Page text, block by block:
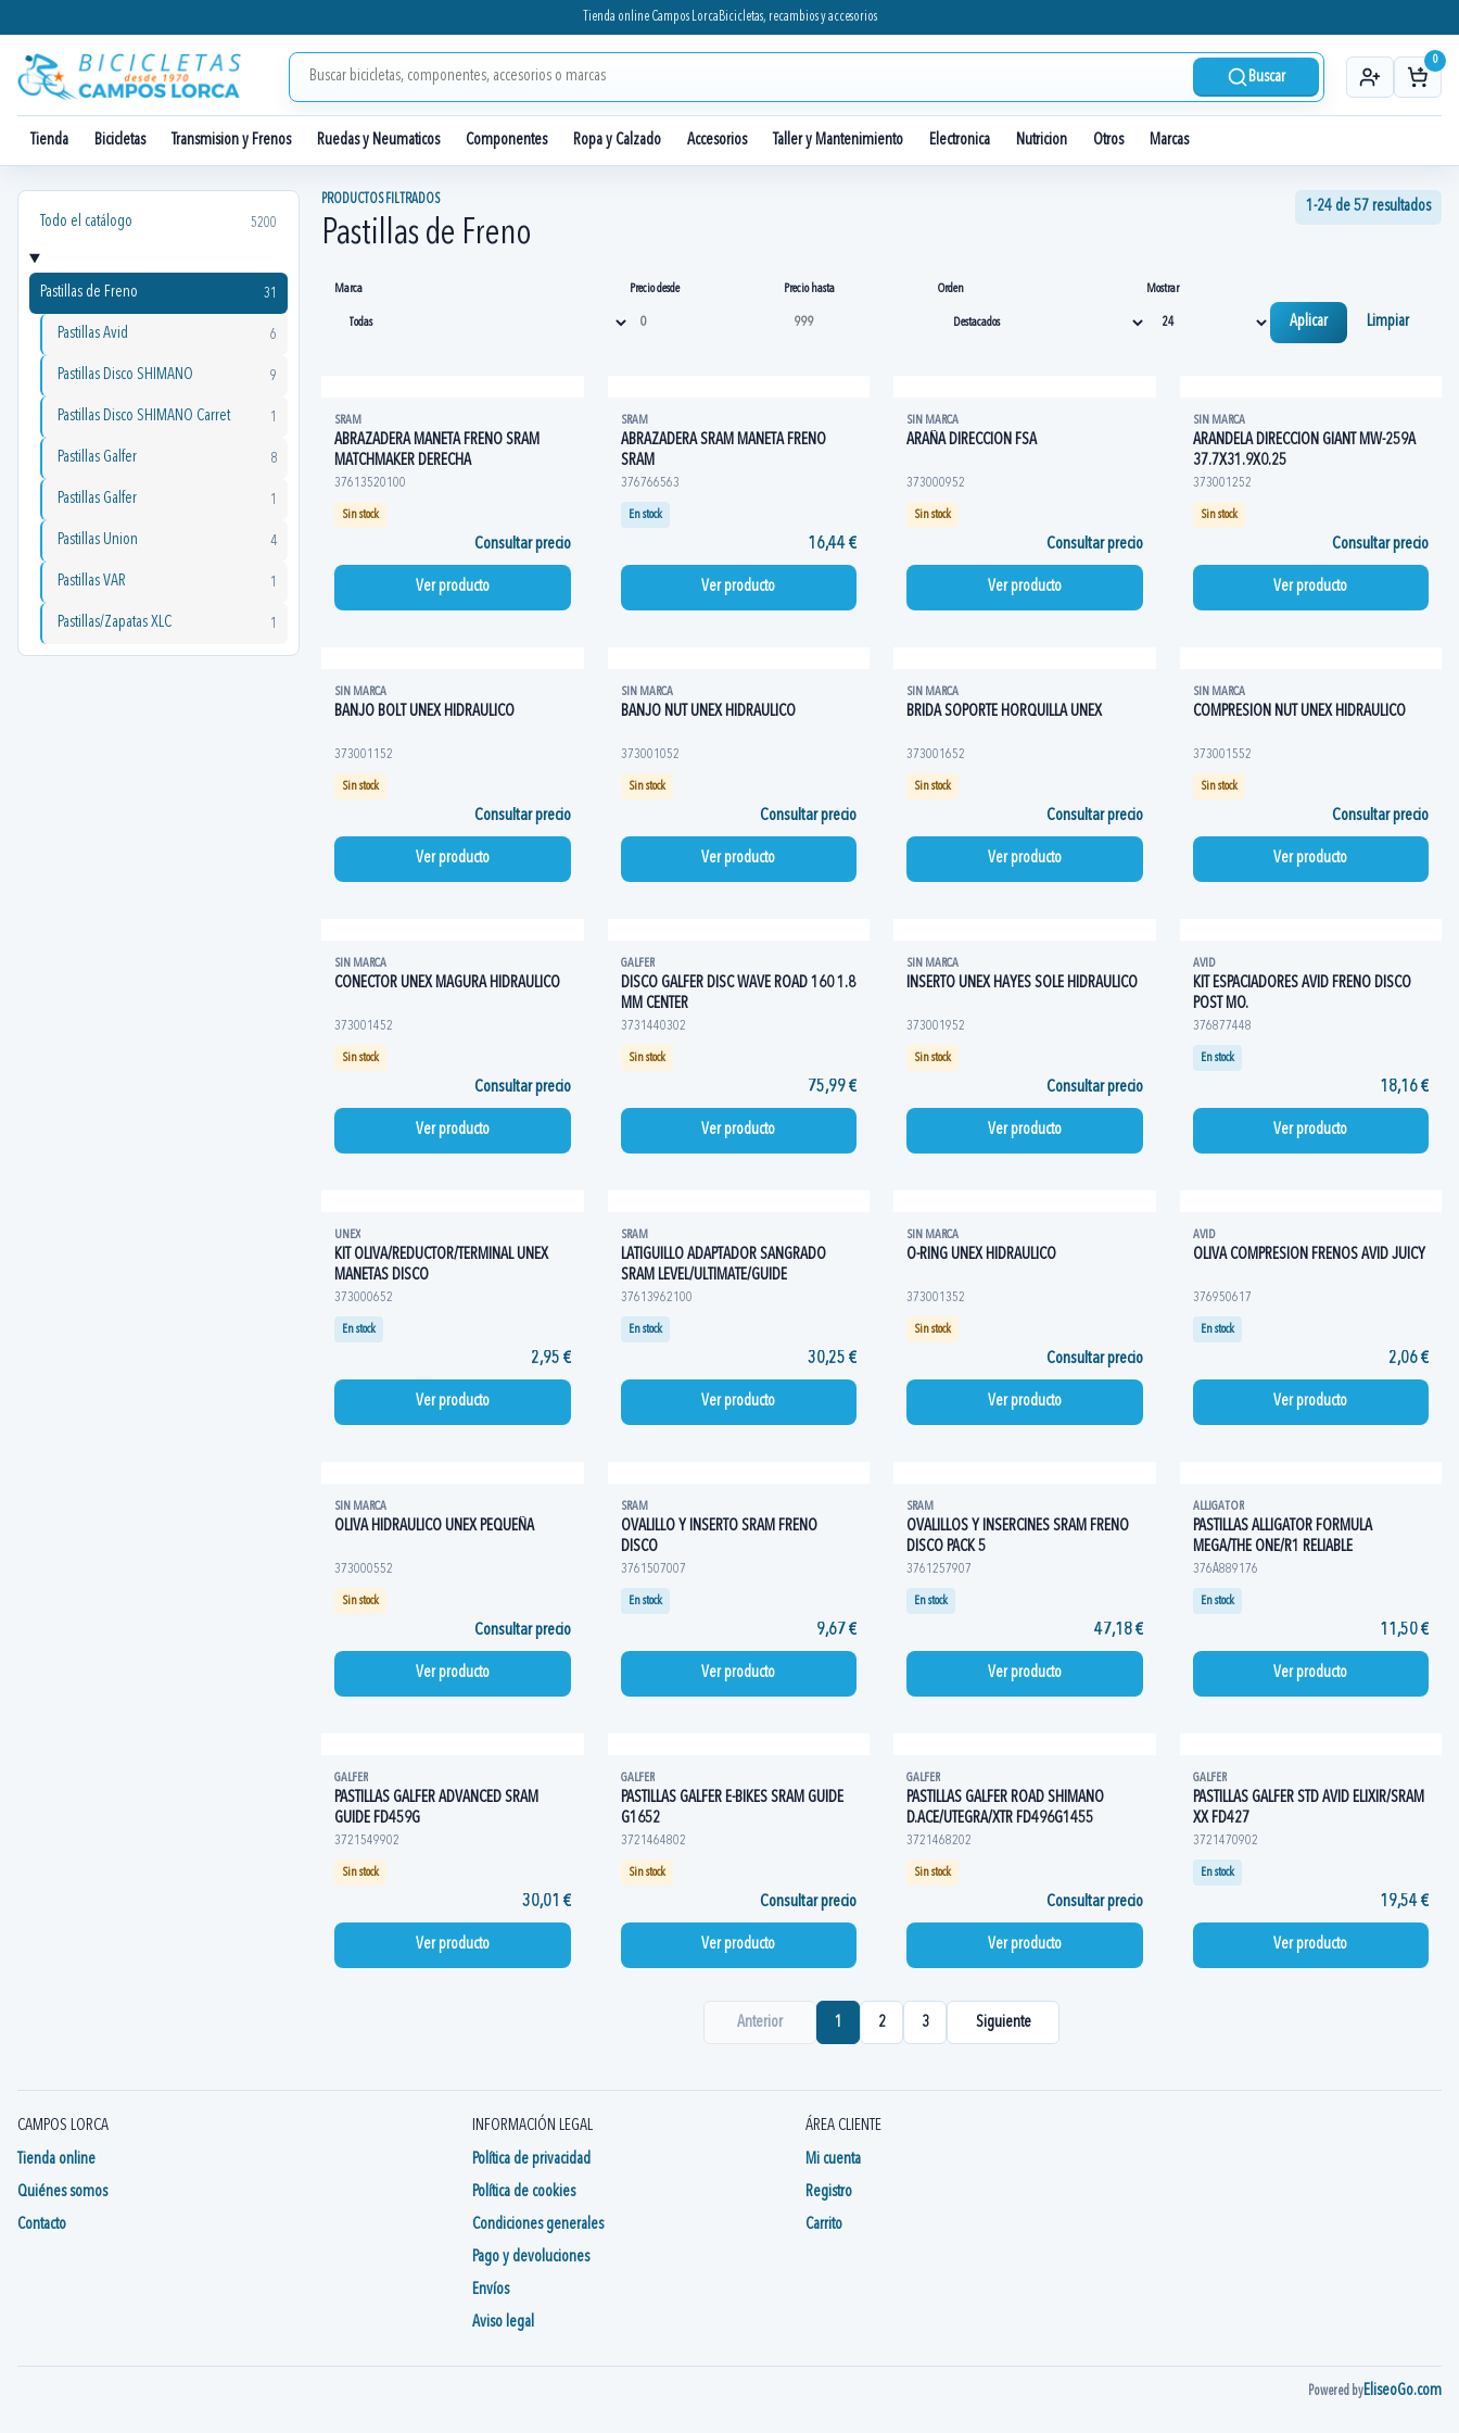
Tienda online Campos Lorca Bicicletas, recambios y accesorios
Buscar
0
Tienda Bicicletas Transmision y Frenos Ruedas y Neumaticos Componentes Ropa y Calzado Accesorios Taller y Mantenimiento Electronica Nutricion Otros Marcas
Todo el catálogo 5200
Pastillas de Freno 31
Pastillas Avid 6
Pastillas Disco SHIMANO 9
Pastillas Disco SHIMANO Carret 1
Pastillas Galfer 8
Pastillas Galfer 1
Pastillas Union 4
Pastillas VAR 1
Pastillas/Zapatas XLC 1
PRODUCTOS FILTRADOS
Pastillas de Freno
1-24 de 57 resultados
Marca Precio desde Precio hasta Orden Mostrar
Aplicar Limpiar
SRAM
ABRAZADERA MANETA FRENO SRAM
MATCHMAKER DERECHA
37613520100
Sin stock
Consultar precio
Ver producto
SRAM
ABRAZADERA SRAM MANETA FRENO
SRAM
376766563
En stock
16,44 €
Ver producto
SIN MARCA
ARAÑA DIRECCION FSA
373000952
Sin stock
Consultar precio
Ver producto
SIN MARCA
ARANDELA DIRECCION GIANT MW-259A
37.7X31.9X0.25
373001252
Sin stock
Consultar precio
Ver producto
SIN MARCA
BANJO BOLT UNEX HIDRAULICO
373001152
Sin stock
Consultar precio
Ver producto
SIN MARCA
BANJO NUT UNEX HIDRAULICO
373001052
Sin stock
Consultar precio
Ver producto
SIN MARCA
BRIDA SOPORTE HORQUILLA UNEX
373001652
Sin stock
Consultar precio
Ver producto
SIN MARCA
COMPRESION NUT UNEX HIDRAULICO
373001552
Sin stock
Consultar precio
Ver producto
SIN MARCA
CONECTOR UNEX MAGURA HIDRAULICO
373001452
Sin stock
Consultar precio
Ver producto
GALFER
DISCO GALFER DISC WAVE ROAD 160 1.8
MM CENTER
3731440302
Sin stock
75,99 €
Ver producto
SIN MARCA
INSERTO UNEX HAYES SOLE HIDRAULICO
373001952
Sin stock
Consultar precio
Ver producto
AVID
KIT ESPACIADORES AVID FRENO DISCO
POST MO.
376877448
En stock
18,16 €
Ver producto
UNEX
KIT OLIVA/REDUCTOR/TERMINAL UNEX
MANETAS DISCO
373000652
En stock
2,95 €
Ver producto
SRAM
LATIGUILLO ADAPTADOR SANGRADO
SRAM LEVEL/ULTIMATE/GUIDE
37613962100
En stock
30,25 €
Ver producto
SIN MARCA
O-RING UNEX HIDRAULICO
373001352
Sin stock
Consultar precio
Ver producto
AVID
OLIVA COMPRESION FRENOS AVID JUICY
376950617
En stock
2,06 €
Ver producto
SIN MARCA
OLIVA HIDRAULICO UNEX PEQUEÑA
373000552
Sin stock
Consultar precio
Ver producto
SRAM
OVALILLO Y INSERTO SRAM FRENO
DISCO
3761507007
En stock
9,67 €
Ver producto
SRAM
OVALILLOS Y INSERCINES SRAM FRENO
DISCO PACK 5
3761257907
En stock
47,18 €
Ver producto
ALLIGATOR
PASTILLAS ALLIGATOR FORMULA
MEGA/THE ONE/R1 RELIABLE
376A889176
En stock
11,50 €
Ver producto
GALFER
PASTILLAS GALFER ADVANCED SRAM
GUIDE FD459G
3721549902
Sin stock
30,01 €
Ver producto
GALFER
PASTILLAS GALFER E-BIKES SRAM GUIDE
G1652
3721464802
Sin stock
Consultar precio
Ver producto
GALFER
PASTILLAS GALFER ROAD SHIMANO
D.ACE/UTEGRA/XTR FD496G1455
3721468202
Sin stock
Consultar precio
Ver producto
GALFER
PASTILLAS GALFER STD AVID ELIXIR/SRAM
XX FD427
3721470902
En stock
19,54 €
Ver producto
Anterior 1 2 3 Siguiente
CAMPOS LORCA
Tienda online
Quiénes somos
Contacto
INFORMACIÓN LEGAL
Política de privacidad
Política de cookies
Condiciones generales
Pago y devoluciones
Envíos
Aviso legal
ÁREA CLIENTE
Mi cuenta
Registro
Carrito
Powered byEliseoGo.com